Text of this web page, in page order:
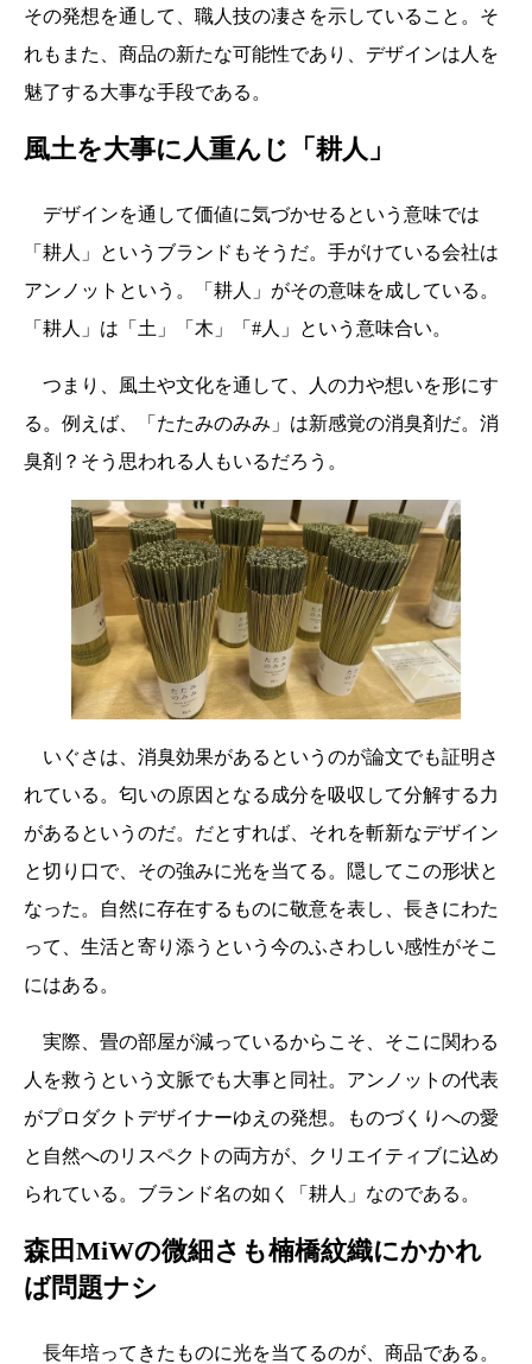
その発想を通して、職人技の凄さを示していること。そ
れもまた、商品の新たな可能性であり、デザインは人を
魅了する大事な手段である。
風土を大事に人重んじ「耕人」
デザインを通して価値に気づかせるという意味では
「耕人」というブランドもそうだ。手がけている会社は
アンノットという。「耕人」がその意味を成している。
「耕人」は「土」「木」「#人」という意味合い。
つまり、風土や文化を通して、人の力や想いを形にす
る。例えば、「たたみのみみ」は新感覚の消臭剤だ。消
臭剤？そう思われる人もいるだろう。
いぐさは、消臭効果があるというのが論文でも証明さ
れている。匂いの原因となる成分を吸収して分解する力
があるというのだ。だとすれば、それを斬新なデザイン
と切り口で、その強みに光を当てる。隠してこの形状と
なった。自然に存在するものに敬意を表し、長きにわた
って、生活と寄り添うという今のふさわしい感性がそこ
にはある。
実際、畳の部屋が減っているからこそ、そこに関わる
人を救うという文脈でも大事と同社。アンノットの代表
がプロダクトデザイナーゆえの発想。ものづくりへの愛
と自然へのリスペクトの両方が、クリエイティブに込め
られている。ブランド名の如く「耕人」なのである。
森田MiWの微細さも楠橋紋織にかかれ
ば問題ナシ
長年培ってきたものに光を当てるのが、商品である。